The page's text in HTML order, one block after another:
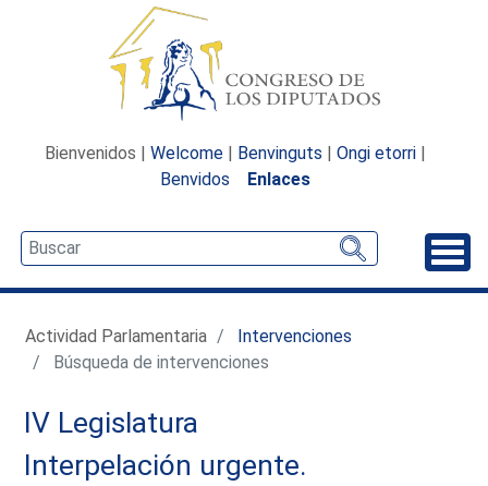
Bienvenidos | Welcome | Benvinguts | Ongi etorri |
Benvidos
Enlaces
Actividad Parlamentaria
Intervenciones
Búsqueda de intervenciones
IV Legislatura
Interpelación urgente.